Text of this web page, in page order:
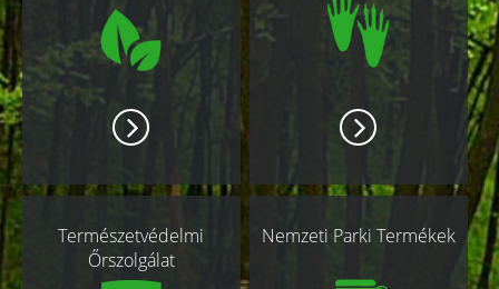
Természetvédelmi
Őrszolgálat
Nemzeti Parki Termékek